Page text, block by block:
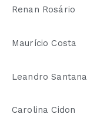
Renan Rosário
Maurício Costa
Leandro Santana
Carolina Cidon